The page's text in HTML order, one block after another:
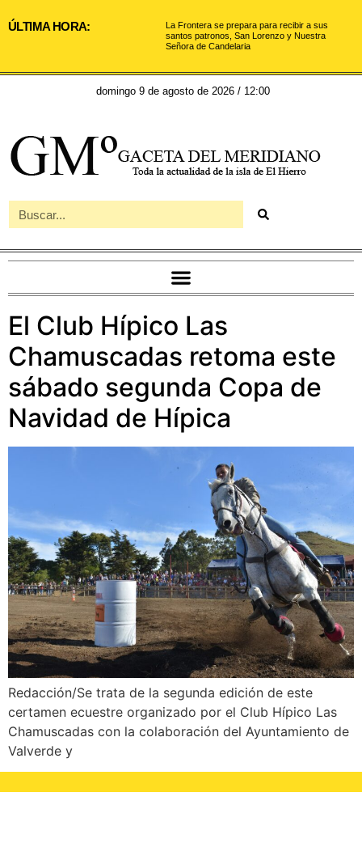
ÚLTIMA HORA:
La Frontera se prepara para recibir a sus
santos patronos, San Lorenzo y Nuestra
Señora de Candelaria
domingo 9 de agosto de 2026 / 12:00
El Club Hípico Las
Chamuscadas retoma este
sábado segunda Copa de
Navidad de Hípica
Redacción/Se trata de la segunda edición de este
certamen ecuestre organizado por el Club Hípico Las
Chamuscadas con la colaboración del Ayuntamiento de
Valverde y